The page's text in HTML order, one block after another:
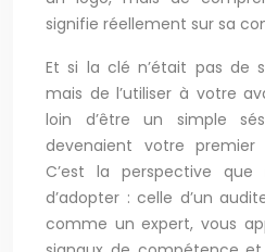
signifie réellement sur sa
Et si la clé n’était pas de
mais de l’utiliser à votre
loin d’être un simple
devenaient votre
C’est la perspective que
d’adopter : celle d’un
comme un expert, vous